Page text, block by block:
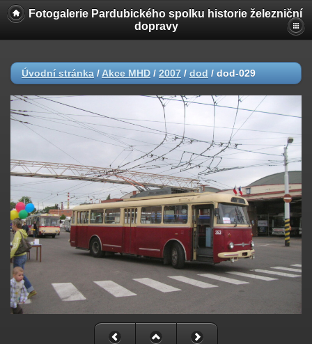
Fotogalerie Pardubického spolku historie železniční
dopravy
Úvodní stránka / Akce MHD / 2007 / dod / dod-029